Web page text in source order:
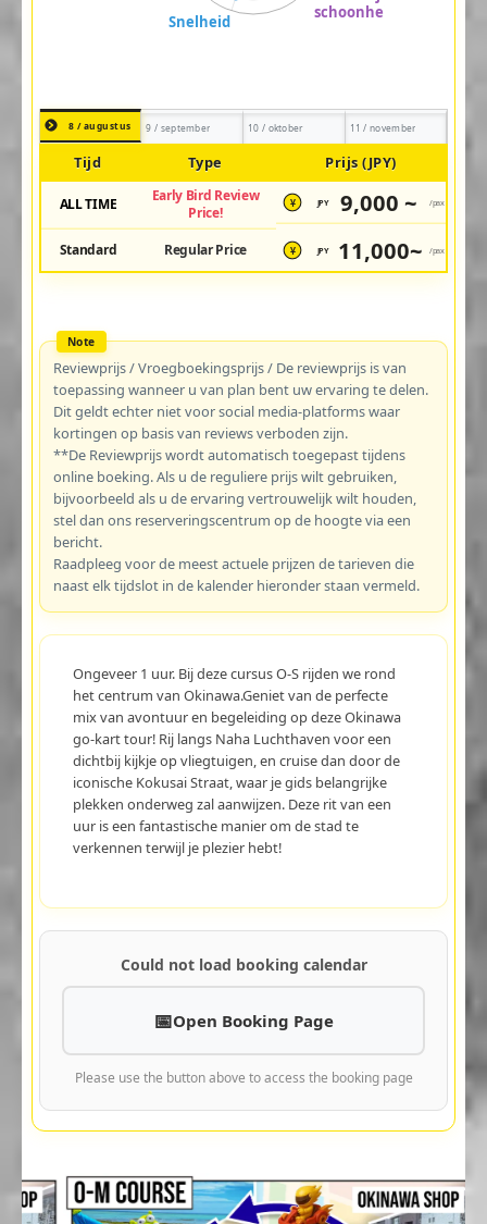
8 / augustus 9 / september 10 / oktober 11 / november
Tijd Type Prijs (JPY)
ALL TIME
Early Bird Review
Price!
¥ JPY 9,000 ~ /pax
Standard Regular Price ¥ JPY 11,000~ /pax
Reviewprijs / Vroegboekingsprijs / De reviewprijs is van
toepassing wanneer u van plan bent uw ervaring te delen.
Dit geldt echter niet voor social media-platforms waar
kortingen op basis van reviews verboden zijn.
**De Reviewprijs wordt automatisch toegepast tijdens
online boeking. Als u de reguliere prijs wilt gebruiken,
bijvoorbeeld als u de ervaring vertrouwelijk wilt houden,
stel dan ons reserveringscentrum op de hoogte via een
bericht.
Raadpleeg voor de meest actuele prijzen de tarieven die
naast elk tijdslot in de kalender hieronder staan vermeld.
Ongeveer 1 uur. Bij deze cursus O-S rijden we rond
het centrum van Okinawa.Geniet van de perfecte
mix van avontuur en begeleiding op deze Okinawa
go-kart tour! Rij langs Naha Luchthaven voor een
dichtbij kijkje op vliegtuigen, en cruise dan door de
iconische Kokusai Straat, waar je gids belangrijke
plekken onderweg zal aanwijzen. Deze rit van een
uur is een fantastische manier om de stad te
verkennen terwijl je plezier hebt!
Could not load booking calendar
Open Booking Page
Please use the button above to access the booking page